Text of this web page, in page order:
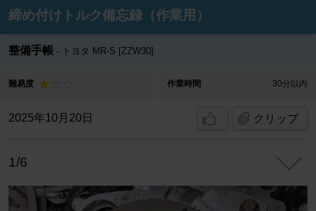
締め付けトルク備忘録（作業用）
整備手帳 トヨタ MR-S [ZZW30]
難易度 作業時間 30分以内
2025年10月20日 クリップ
1/6